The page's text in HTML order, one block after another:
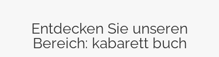
Entdecken Sie unseren
Bereich: kabarett buch